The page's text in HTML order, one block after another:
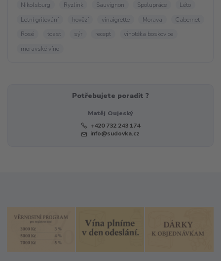
Nikolsburg
Ryzlink Sauvignon Spolupráce
Léto
Letní grilování
hovězí vinaigrette Morava
Cabernet
Rosé
toast sýr recept
vinotéka boskovice
moravské víno
Potřebujete poradit ?
Matěj Oujeský
+420 732 243 174
info@sudovka.cz